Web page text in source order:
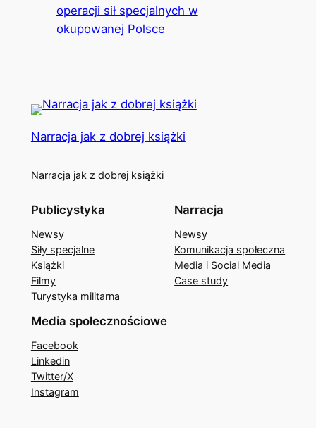
operacji sił specjalnych w
okupowanej Polsce
Narracja jak z dobrej książki
Narracja jak z dobrej książki
Publicystyka
Newsy
Siły specjalne
Książki
Filmy
Turystyka militarna
Narracja
Newsy
Komunikacja społeczna
Media i Social Media
Case study
Media społecznościowe
Facebook
Linkedin
Twitter/X
Instagram